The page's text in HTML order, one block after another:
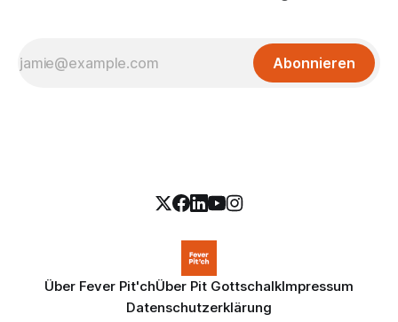
Abonnieren
Über Fever Pit'chÜber Pit GottschalkImpressum
Datenschutzerklärung